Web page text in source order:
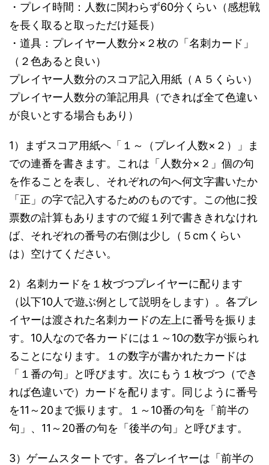
・プレイ時間：人数に関わらず60分くらい（感想戦
を長く取ると取っただけ延長）
・道具：プレイヤー人数分×２枚の「名刺カード」
（２色あると良い）
プレイヤー人数分のスコア記入用紙（Ａ５くらい）
プレイヤー人数分の筆記用具（できれば全て色違い
が良いとする場合もあり）
1）まずスコア用紙へ「１～（プレイ人数×２）」ま
での連番を書きます。これは「人数分×２」個の句
を作ることを表し、それぞれの句へ何文字書いたか
「正」の字で記入するためのものです。この他に投
票数の計算もありますので縦１列で書ききれなけれ
ば、それぞれの番号の右側は少し（５cmくらい
は）空けてください。
2）名刺カードを１枚づつプレイヤーに配ります
（以下10人で遊ぶ例として説明をします）。各プレ
イヤーは渡された名刺カードの左上に番号を振りま
す。10人なので各カードには１～10の数字が振られ
ることになります。１の数字が書かれたカードは
「１番の句」と呼びます。次にもう１枚づつ（でき
れば色違いで）カードを配ります。同じように番号
を11～20まで振ります。１～10番の句を「前半の
句」、11～20番の句を「後半の句」と呼びます。
3）ゲームスタートです。各プレイヤーは「前半の